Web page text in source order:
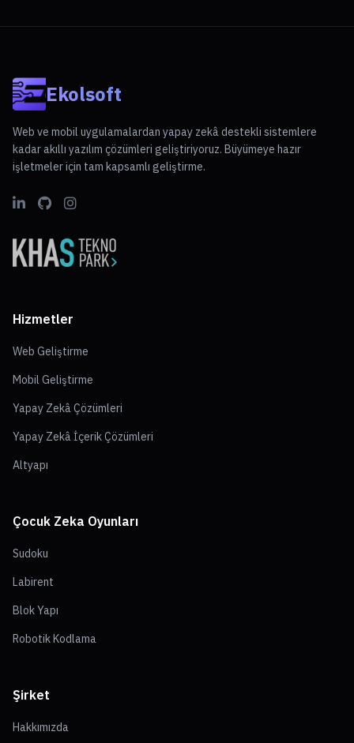
Ekolsoft
Web ve mobil uygulamalardan yapay zekâ destekli sistemlere
kadar akıllı yazılım çözümleri geliştiriyoruz. Büyümeye hazır
işletmeler için tam kapsamlı geliştirme.
Hizmetler
Web Geliştirme
Mobil Geliştirme
Yapay Zekâ Çözümleri
Yapay Zekâ İçerik Çözümleri
Altyapı
Çocuk Zeka Oyunları
Sudoku
Labirent
Blok Yapı
Robotik Kodlama
Şirket
Hakkımızda